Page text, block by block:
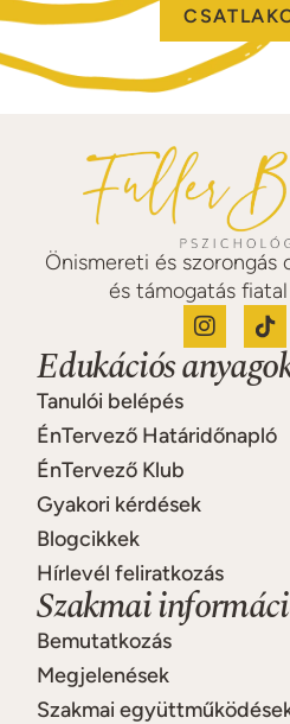
Önismereti és szorongás
és támogatás
Edukációs
Tanulói belépés
ÉnTervező Határidőnapló
ÉnTervező Klub
Gyakori kérdések
Blogcikkek
Hírlevél feliratkozás
Szakmai
Bemutatkozás
Megjelenések
Szakmai